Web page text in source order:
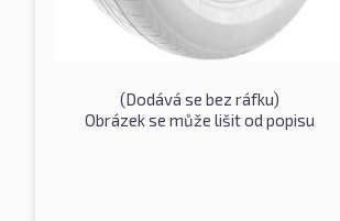
(Dodává se bez ráfku)
Obrázek se může lišit od popisu